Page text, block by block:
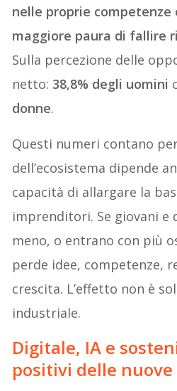
nelle proprie competenze
maggiore paura di fallire
Sulla percezione delle
netto: 38,8% degli uomini
donne.
Questi numeri contano
dell’ecosistema dipende
capacità di allargare la
imprenditori. Se giovani e
meno, o entrano con più
perde idee, competenze,
crescita. L’effetto non è
industriale.
Digitale, IA e
positivi delle